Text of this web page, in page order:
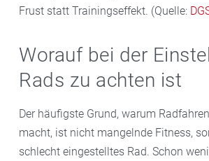
Frust statt Trainingseffekt. (Quelle:
Worauf bei der
Rads zu achten ist
Der häufigste Grund, warum
macht, ist nicht mangelnde Fitness,
schlecht eingestelltes Rad. Schon